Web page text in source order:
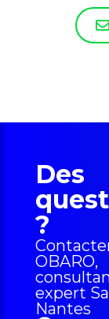
Des
?
OBARO,
expert
Nantes